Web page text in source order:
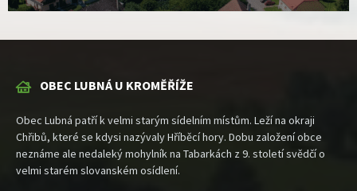
OBEC LUBNÁ U KROMĚŘÍŽE
Obec Lubná patří k velmi starým sídelním místům. Leží na okraji
Chřibů, které se kdysi nazývaly Hříběcí hory. Dobu založení obce
neznáme ale nedaleký mohylník na Tabarkách z 9. století svědčí o
velmi starém slovanském osídlení.